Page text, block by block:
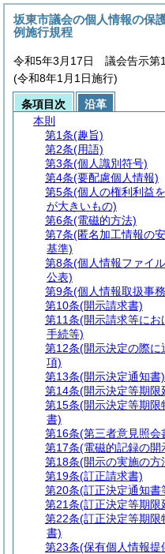
坂東市議会の個人情報の保
例施行規程
令和5年3月17日 議会告示第
(令和8年1月1日施行)
条項目次
沿革
本則
第1条(趣旨)
第2条(用語)
第3条(個人識別符号)
第4条(要配慮個人情報)
第5条(個人の権利利益
が大きいもの)
第6条(電磁的方法)
第7条(匿名加工情報の
基準)
第8条(個人情報ファイ
公表)
第9条(個人情報取扱事
第10条(開示請求書)
第11条(開示請求等にお
手続等)
第12条(開示決定の際に
項)
第13条(開示決定通知書)
第14条(開示決定等期限
第15条(開示決定等期限
書)
第16条(第三者意見照会
第17条(電磁的記録の開
第18条(開示の実施の方
第19条(訂正請求書)
第20条(訂正決定通知書
第21条(訂正決定等期限
第22条(訂正決定等期限
書)
第23条(保有個人情報提